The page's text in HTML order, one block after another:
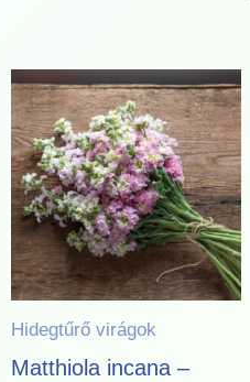
Hidegtűrő virágok
Matthiola incana –